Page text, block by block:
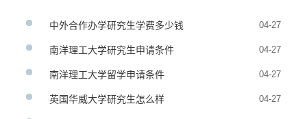
中外合作办学研究生学费多少钱 04-27
南洋理工大学研究生申请条件 04-27
南洋理工大学留学申请条件 04-27
英国华威大学研究生怎么样 04-27